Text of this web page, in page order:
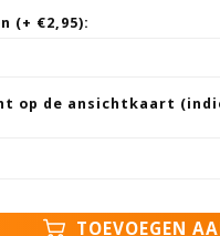
(+ €2,95):
op de ansichtkaart
TOEVOEGEN